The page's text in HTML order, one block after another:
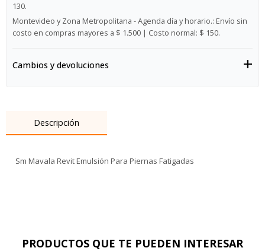
130.
Montevideo y Zona Metropolitana - Agenda día y horario.: Envío sin
costo en compras mayores a $ 1.500 | Costo normal: $ 150.
Cambios y devoluciones
Descripción
Sm Mavala Revit Emulsión Para Piernas Fatigadas
PRODUCTOS QUE TE PUEDEN INTERESAR